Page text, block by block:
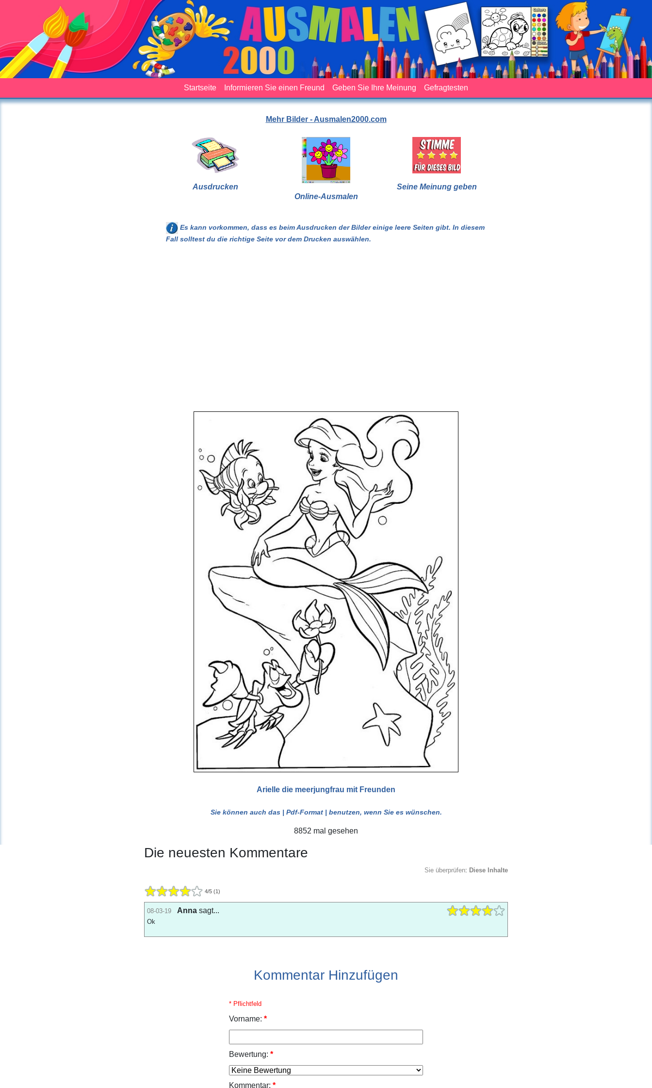
Startseite Informieren Sie einen Freund Geben Sie Ihre Meinung Gefragtesten
Mehr Bilder - Ausmalen2000.com
Ausdrucken
Online-Ausmalen
Seine Meinung geben
Es kann vorkommen, dass es beim Ausdrucken der Bilder einige leere Seiten gibt. In diesem
Fall solltest du die richtige Seite vor dem Drucken auswählen.
Arielle die meerjungfrau mit Freunden
Sie können auch das | Pdf-Format | benutzen, wenn Sie es wünschen.
8852 mal gesehen
Die neuesten Kommentare
Sie überprüfen: Diese Inhalte
4/5 (1)
08-03-19 Anna sagt...
Ok
Kommentar Hinzufügen
* Pflichtfeld
Vorname: *
Bewertung: *
Kommentar: *